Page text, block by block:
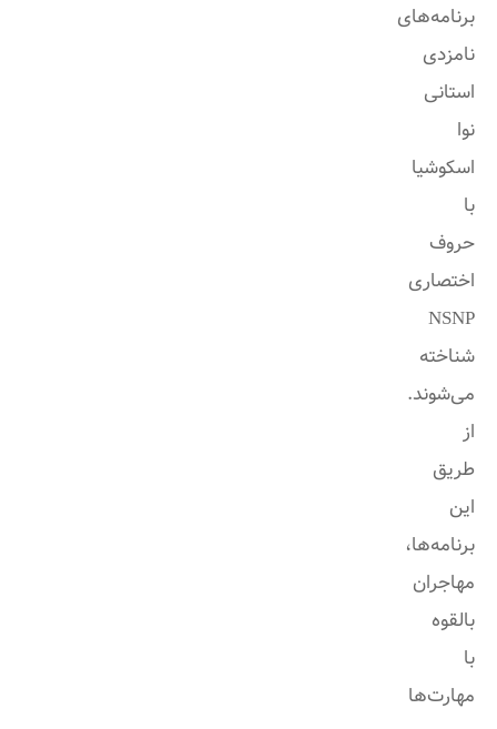
برنامه‌های
نامزدی
استانی
نوا
اسکوشیا
حروف
اختصاری
NSNP
شناخته
می‌شوند.
طریق
این
برنامه‌ها،
مهاجران
بالقوه
مهارت‌ها